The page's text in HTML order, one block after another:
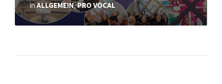
inALLGEMEIN,PRO VOCAL